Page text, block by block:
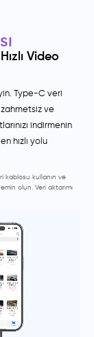
Video
Type-C veri
ve
indirmenin
hızlı yolu
kablosu kullanın ve
olun. Veri aktarımı